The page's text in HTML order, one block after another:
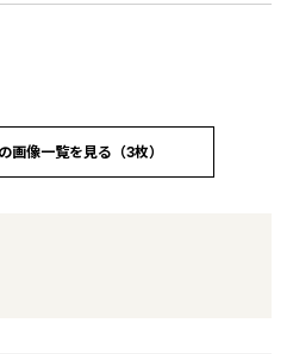
画像一覧を見る（3枚）